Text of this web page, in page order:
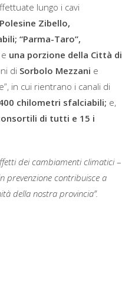
lungo i cavi
Zibello,
“Parma-Taro”,
e una porzione della Città di
di Sorbolo Mezzani e
in cui rientrano i canali di
chilometri sfalciabili; e,
di tutti e 15 i
dei cambiamenti climatici–
prevenzione contribuisce a
della nostra provincia”.